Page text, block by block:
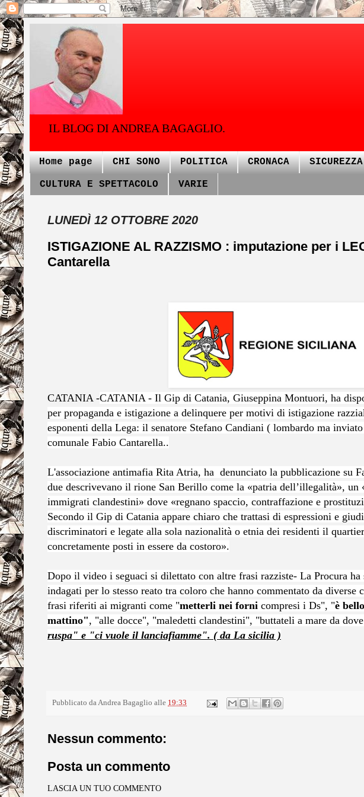
IL BLOG DI ANDREA BAGAGLIO.
Home page CHI SONO POLITICA CRONACA
CULTURA E SPETTACOLO VARIE
LUNEDÌ 12 OTTOBRE 2020
ISTIGAZIONE AL RAZZISMO : imputazione per i
Cantarella
CATANIA -CATANIA - Il Gip di Catania, Giuseppina Montuori, ha
per propaganda e istigazione a delinquere per motivi di istigazione
esponenti della Lega: il senatore Stefano Candiani ( lombardo ma
comunale Fabio Cantarella..
L'associazione antimafia Rita Atria, ha denunciato la pubblicazione su
due descrivevano il rione San Berillo come la «patria dell’illegalità», un
immigrati clandestini» dove «regnano spaccio, contraffazione e
Secondo il Gip di Catania appare chiaro che trattasi di espressioni e
discriminatori e legate alla sola nazionalità o etnia dei residenti il
concretamente posti in essere da costoro».
Dopo il video i seguaci si dilettato con altre frasi razziste- La Procura
indagati per lo stesso reato tra coloro che hanno commentato da
frasi riferiti ai migranti come "metterli nei forni compresi i Ds", "è
mattino", "alle docce", "maledetti clandestini", "buttateli a mare da
ruspa" e "ci vuole il lanciafiamme". ( da La sicilia )
Pubblicato daAndrea Bagaglio alle 19:33
Nessun commento:
Posta un commento
LASCIA UN TUO COMMENTO